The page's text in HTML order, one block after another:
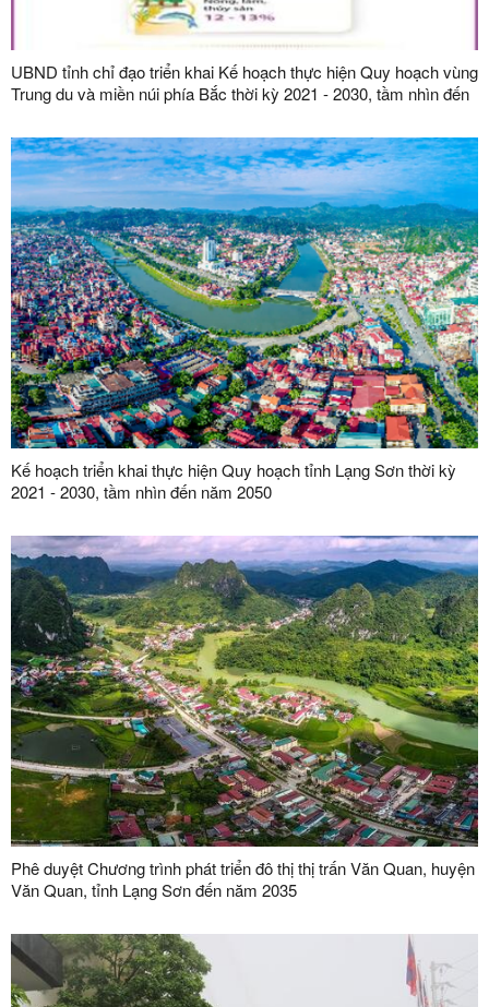
UBND tỉnh chỉ đạo triển khai Kế hoạch thực hiện Quy hoạch vùng
Trung du và miền núi phía Bắc thời kỳ 2021 - 2030, tầm nhìn đến
Kế hoạch triển khai thực hiện Quy hoạch tỉnh Lạng Sơn thời kỳ
2021 - 2030, tầm nhìn đến năm 2050
Phê duyệt Chương trình phát triển đô thị thị trấn Văn Quan, huyện
Văn Quan, tỉnh Lạng Sơn đến năm 2035